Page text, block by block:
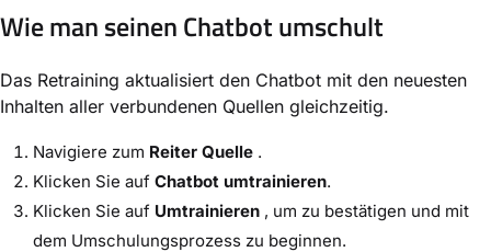
Wie man seinen Chatbot umschult
Das Retraining aktualisiert den Chatbot mit den neuesten
Inhalten aller verbundenen Quellen gleichzeitig.
Navigiere zum Reiter Quelle .
Klicken Sie auf Chatbot umtrainieren.
Klicken Sie auf Umtrainieren , um zu bestätigen und mit
dem Umschulungsprozess zu beginnen.